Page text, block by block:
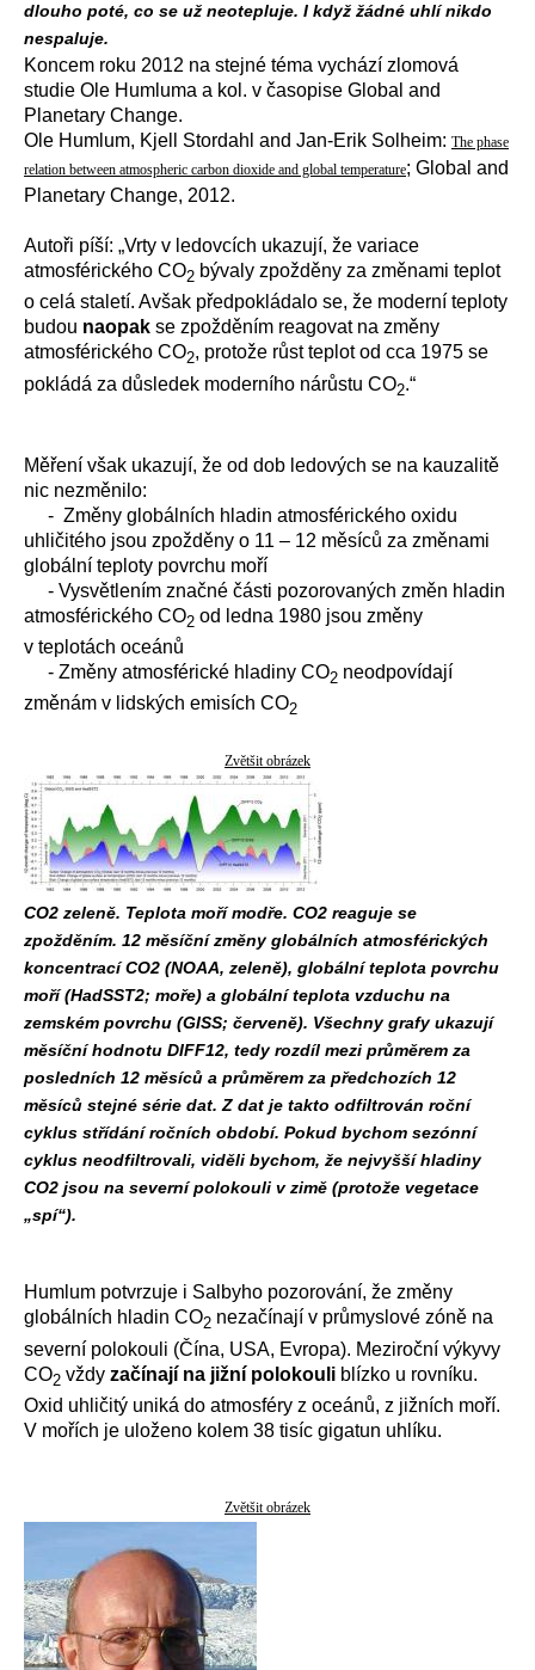
dlouho poté, co se už neotepluje. I když žádné uhlí nikdo
nespaluje.
Koncem roku 2012 na stejné téma vychází zlomová
studie Ole Humluma a kol. v časopise Global and
Planetary Change.
Ole Humlum, Kjell Stordahl and Jan-Erik Solheim: The phase
relation between atmospheric carbon dioxide and global temperature; Global and
Planetary Change, 2012.
Autoři píší: „Vrty v ledovcích ukazují, že variace
atmosférického CO2 bývaly zpožděny za změnami teplot
o celá staletí. Avšak předpokládalo se, že moderní teploty
budou naopak se zpožděním reagovat na změny
atmosférického CO2, protože růst teplot od cca 1975 se
pokládá za důsledek moderního nárůstu CO2.“
Měření však ukazují, že od dob ledových se na kauzalitě
nic nezměnilo:
- Změny globálních hladin atmosférického oxidu
uhličitého jsou zpožděny o 11 – 12 měsíců za změnami
globální teploty povrchu moří
- Vysvětlením značné části pozorovaných změn hladin
atmosférického CO2 od ledna 1980 jsou změny
v teplotách oceánů
- Změny atmosférické hladiny CO2 neodpovídají
změnám v lidských emisích CO2
Zvětšit obrázek
CO2 zeleně. Teplota moří modře. CO2 reaguje se
zpožděním. 12 měsíční změny globálních atmosférických
koncentrací CO2 (NOAA, zeleně), globální teplota povrchu
moří (HadSST2; moře) a globální teplota vzduchu na
zemském povrchu (GISS; červeně). Všechny grafy ukazují
měsíční hodnotu DIFF12, tedy rozdíl mezi průměrem za
posledních 12 měsíců a průměrem za předchozích 12
měsíců stejné série dat. Z dat je takto odfiltrován roční
cyklus střídání ročních období. Pokud bychom sezónní
cyklus neodfiltrovali, viděli bychom, že nejvyšší hladiny
CO2 jsou na severní polokouli v zimě (protože vegetace
„spí“).
Humlum potvrzuje i Salbyho pozorování, že změny
globálních hladin CO2 nezačínají v průmyslové zóně na
severní polokouli (Čína, USA, Evropa). Meziroční výkyvy
CO2 vždy začínají na jižní polokouli blízko u rovníku.
Oxid uhličitý uniká do atmosféry z oceánů, z jižních moří.
V mořích je uloženo kolem 38 tisíc gigatun uhlíku.
Zvětšit obrázek